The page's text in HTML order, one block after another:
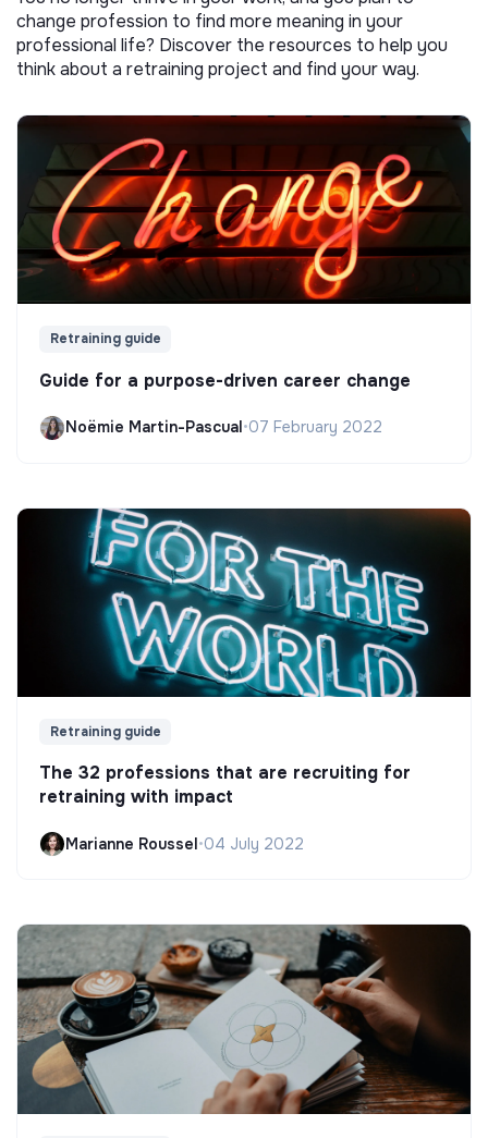
change profession to find more meaning in your
professional life? Discover the resources to help you
think about a retraining project and find your way.
Retraining guide
Guide for a purpose-driven career change
Noëmie Martin-Pascual•07 February 2022
Retraining guide
The 32 professions that are recruiting for
retraining with impact
Marianne Roussel•04 July 2022